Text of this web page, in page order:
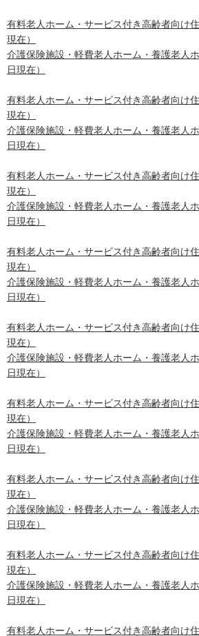
有料老人ホーム・サービス付き高齢者向け
現在）
介護保険施設・軽費老人ホーム・養護老人
日現在）
有料老人ホーム・サービス付き高齢者向け
現在）
介護保険施設・軽費老人ホーム・養護老人
日現在）
有料老人ホーム・サービス付き高齢者向け
現在）
介護保険施設・軽費老人ホーム・養護老人
日現在）
有料老人ホーム・サービス付き高齢者向け
現在）
介護保険施設・軽費老人ホーム・養護老人
日現在）
有料老人ホーム・サービス付き高齢者向け
現在）
介護保険施設・軽費老人ホーム・養護老人
日現在）
有料老人ホーム・サービス付き高齢者向け
現在）
介護保険施設・軽費老人ホーム・養護老人
日現在）
有料老人ホーム・サービス付き高齢者向け
現在）
介護保険施設・軽費老人ホーム・養護老人
日現在）
有料老人ホーム・サービス付き高齢者向け
現在）
介護保険施設・軽費老人ホーム・養護老人
日現在）
有料老人ホーム・サービス付き高齢者向け